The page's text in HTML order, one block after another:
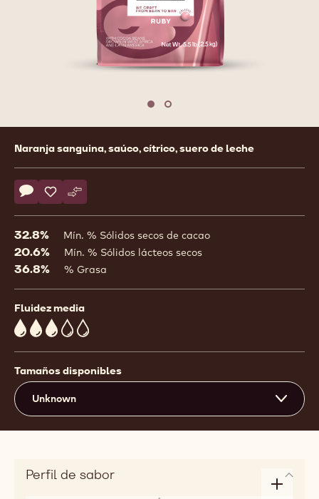
Move to slide 1
Move to slide 2
Product
information
Naranja sanguina, saúco, cítrico, suero de leche
Actions
Escribe un comentario
- Chocolate Ruby Callebaut 32,8% - 2,5kg
Salvar
- Chocolate Ruby Callebaut 32,8% - 2,5kg
Comparar
- Chocolate Ruby Callebaut 32,8% - 2,5kg
32.8% Mín. % Sólidos secos de cacao
20.6% Mín. % Sólidos lácteos secos
36.8% % Grasa
Fluidez media
3
Tamaños disponibles
Unknown
Perfil de sabor